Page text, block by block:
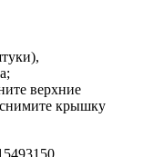
верхние
крышку